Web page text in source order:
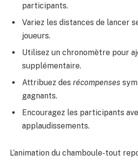
participants.
Variez les distances de lancer
joueurs.
Utilisez un chronomètre pour
supplémentaire.
Attribuez des récompenses
gagnants.
Encouragez les participants
applaudissements.
L’animation du chamboule-tout